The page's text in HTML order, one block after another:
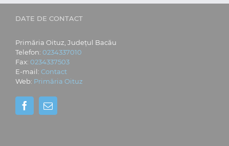
DATE DE CONTACT
Primăria Oituz, Județul Bacău
Telefon: 0234337010
Fax: 0234337503
E-mail: Contact
Web: Primăria Oituz